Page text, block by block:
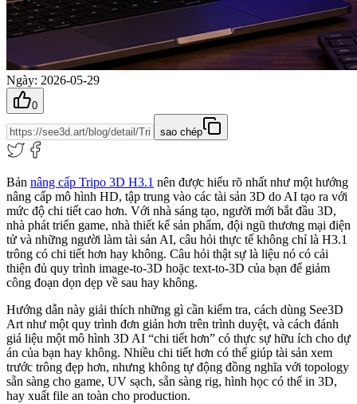
Ngày: 2026-05-29
0
sao chép
Bản nâng cấp Tripo 3D H3.1 nên được hiểu rõ nhất như một hướng
nâng cấp mô hình HD, tập trung vào các tài sản 3D do AI tạo ra với
mức độ chi tiết cao hơn. Với nhà sáng tạo, người mới bắt đầu 3D,
nhà phát triển game, nhà thiết kế sản phẩm, đội ngũ thương mại điện
tử và những người làm tài sản AI, câu hỏi thực tế không chỉ là H3.1
trông có chi tiết hơn hay không. Câu hỏi thật sự là liệu nó có cải
thiện đủ quy trình image-to-3D hoặc text-to-3D của bạn để giảm
công đoạn dọn dẹp về sau hay không.
Hướng dẫn này giải thích những gì cần kiểm tra, cách dùng See3D
Art như một quy trình đơn giản hơn trên trình duyệt, và cách đánh
giá liệu một mô hình 3D AI “chi tiết hơn” có thực sự hữu ích cho dự
án của bạn hay không. Nhiều chi tiết hơn có thể giúp tài sản xem
trước trông đẹp hơn, nhưng không tự động đồng nghĩa với topology
sẵn sàng cho game, UV sạch, sẵn sàng rig, hình học có thể in 3D,
hay xuất file an toàn cho production.